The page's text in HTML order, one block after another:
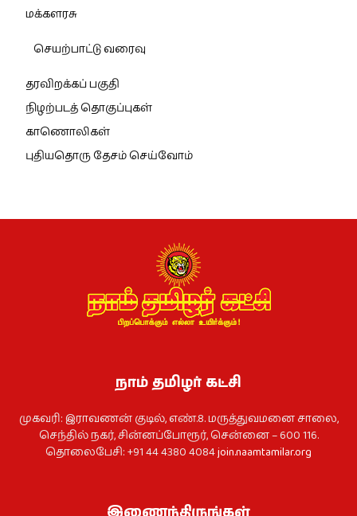
மக்களரசு
செயற்பாட்டு வரைவு
தரவிறக்கப் பகுதி
நிழற்படத் தொகுப்புகள்
காணொலிகள்
புதியதொரு தேசம் செய்வோம்
நாம் தமிழர் கட்சி
முகவரி: இராவணன் குடில், எண்.8. மருத்துவமனை சாலை,
செந்தில் நகர், சின்னப்போரூர், சென்னை – 600 116.
தொலைபேசி: +91 44 4380 4084join.naamtamilar.org